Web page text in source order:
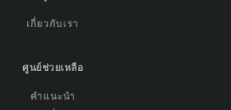
เกี่ยวกับเรา
ศูนย์ช่วยเหลือ
คำแนะนำ